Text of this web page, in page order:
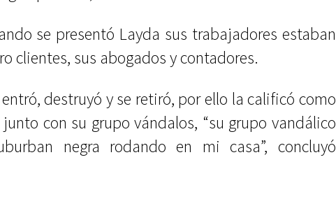
se presentó Layda sus trabajadores estaban
clientes, sus abogados y contadores.
destruyó y se retiró, por ello la calificó como
junto con su grupo vándalos, “su grupo vandálico
negra rodando en mi casa”, concluyó